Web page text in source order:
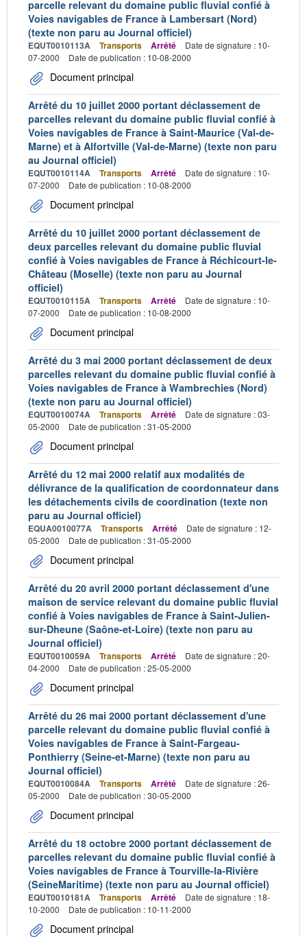
parcelle relevant du domaine public fluvial confié à
Voies navigables de France à Lambersart (Nord)
(texte non paru au Journal officiel)
EQUT0010113A Transports Arrêté
Date de signature : 10-
07-2000
Date de publication : 10-08-2000
Document principal
Arrêté du 10 juillet 2000 portant déclassement de
parcelles relevant du domaine public fluvial confié à
Voies navigables de France à Saint-Maurice (Val-de-
Marne) et à Alfortville (Val-de-Marne) (texte non paru
au Journal officiel)
EQUT0010114A Transports Arrêté
Date de signature : 10-
07-2000
Date de publication : 10-08-2000
Document principal
Arrêté du 10 juillet 2000 portant déclassement de
deux parcelles relevant du domaine public fluvial
confié à Voies navigables de France à Réchicourt-le-
Château (Moselle) (texte non paru au Journal
officiel)
EQUT0010115A Transports Arrêté
Date de signature : 10-
07-2000
Date de publication : 10-08-2000
Document principal
Arrêté du 3 mai 2000 portant déclassement de deux
parcelles relevant du domaine public fluvial confié à
Voies navigables de France à Wambrechies (Nord)
(texte non paru au Journal officiel)
EQUT0010074A Transports Arrêté
Date de signature : 03-
05-2000
Date de publication : 31-05-2000
Document principal
Arrêté du 12 mai 2000 relatif aux modalités de
délivrance de la qualification de coordonnateur dans
les détachements civils de coordination (texte non
paru au Journal officiel)
EQUA0010077A Transports Arrêté
Date de signature : 12-
05-2000
Date de publication : 31-05-2000
Document principal
Arrêté du 20 avril 2000 portant déclassement d'une
maison de service relevant du domaine public fluvial
confié à Voies navigables de France à Saint-Julien-
sur-Dheune (Saône-et-Loire) (texte non paru au
Journal officiel)
EQUT0010059A Transports Arrêté
Date de signature : 20-
04-2000
Date de publication : 25-05-2000
Document principal
Arrêté du 26 mai 2000 portant déclassement d'une
parcelle relevant du domaine public fluvial confié à
Voies navigables de France à Saint-Fargeau-
Ponthierry (Seine-et-Marne) (texte non paru au
Journal officiel)
EQUT0010084A Transports Arrêté
Date de signature : 26-
05-2000
Date de publication : 30-05-2000
Document principal
Arrêté du 18 octobre 2000 portant déclassement de
parcelles relevant du domaine public fluvial confié à
Voies navigables de France à Tourville-la-Rivière
(SeineMaritime) (texte non paru au Journal officiel)
EQUT0010181A Transports Arrêté
Date de signature : 18-
10-2000
Date de publication : 10-11-2000
Document principal